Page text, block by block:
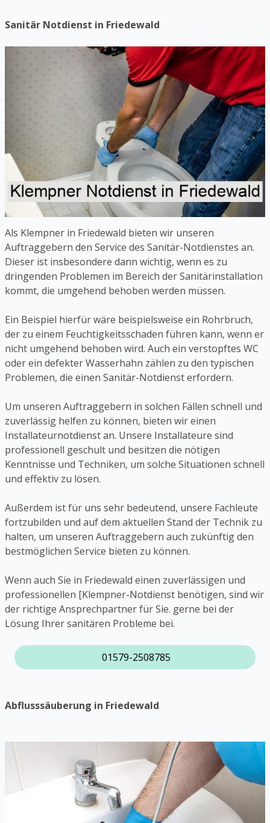
Sanitär Notdienst in Friedewald
Als Klempner in Friedewald bieten wir unseren
Auftraggebern den Service des Sanitär-Notdienstes an.
Dieser ist insbesondere dann wichtig, wenn es zu
dringenden Problemen im Bereich der Sanitärinstallation
kommt, die umgehend behoben werden müssen.
Ein Beispiel hierfür wäre beispielsweise ein Rohrbruch,
der zu einem Feuchtigkeitsschaden führen kann, wenn er
nicht umgehend behoben wird. Auch ein verstopftes WC
oder ein defekter Wasserhahn zählen zu den typischen
Problemen, die einen Sanitär-Notdienst erfordern.
Um unseren Auftraggebern in solchen Fällen schnell und
zuverlässig helfen zu können, bieten wir einen
Installateurnotdienst an. Unsere Installateure sind
professionell geschult und besitzen die nötigen
Kenntnisse und Techniken, um solche Situationen schnell
und effektiv zu lösen.
Außerdem ist für uns sehr bedeutend, unsere Fachleute
fortzubilden und auf dem aktuellen Stand der Technik zu
halten, um unseren Auftraggebern auch zukünftig den
bestmöglichen Service bieten zu können.
Wenn auch Sie in Friedewald einen zuverlässigen und
professionellen [Klempner-Notdienst benötigen, sind wir
der richtige Ansprechpartner für Sie. gerne bei der
Lösung Ihrer sanitären Probleme bei.
01579-2508785
Abflusssäuberung in Friedewald